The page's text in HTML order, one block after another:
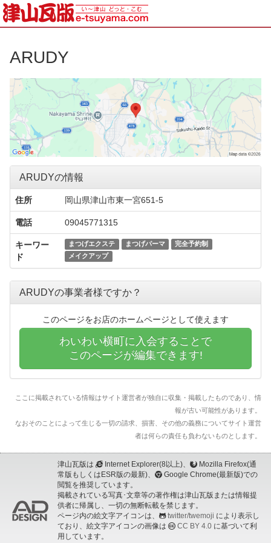
ARUDY
ARUDYの情報
住所 岡山県津山市東一宮651-5
電話 09045771315
キーワー
ド
まつげエクステ まつげパーマ
完全予約制
メイクアップ
ARUDYの事業者様ですか？
このページをお店のホームページとして使えます
わいわい横町に入会することで
このページが編集できます!
ここに掲載されている情報はサイト運営者が独自に収集・掲載したものであり、情
報が古い可能性があります。
なおそのことによって生じる一切の請求、損害、その他の義務についてサイト運営
者は何らの責任も負わないものとします。
津山瓦版は Internet Explorer(8以上)、
Mozilla Firefox(通
常版もしくはESR版の最新)、
Google Chrome(最新版)での
閲覧を推奨しています。
掲載されている写真･文章等の著作権は津山瓦版または情報提
供者に帰属し、一切の無断転載を禁じます。
ページ内の絵文字アイコンは、
twitter/twemoji により表示し
ており、絵文字アイコンの画像は
CC BY 4.0 に基づいて利
用しています。